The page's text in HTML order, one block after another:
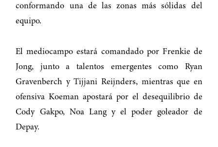
conformando una de las zonas más sólidas del
equipo.
El mediocampo estará comandado por Frenkie de
Jong, junto a talentos emergentes como Ryan
Gravenberch y Tijjani Reijnders, mientras que en
ofensiva Koeman apostará por el desequilibrio de
Cody Gakpo, Noa Lang y el poder goleador de
Depay.